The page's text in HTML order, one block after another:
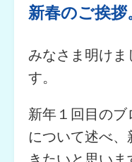
新春のご挨拶
みなさま明けま
す。
新年１回目のブ
について述べ